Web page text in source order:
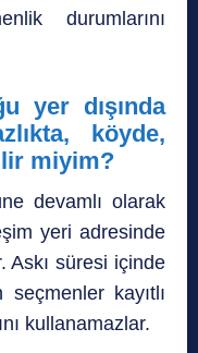
durumlarını
yer dışında
köyde,
miyim?
devamlı olarak
yeri adresinde
Askı süresi içinde
kayıtlı
kullanamazlar.